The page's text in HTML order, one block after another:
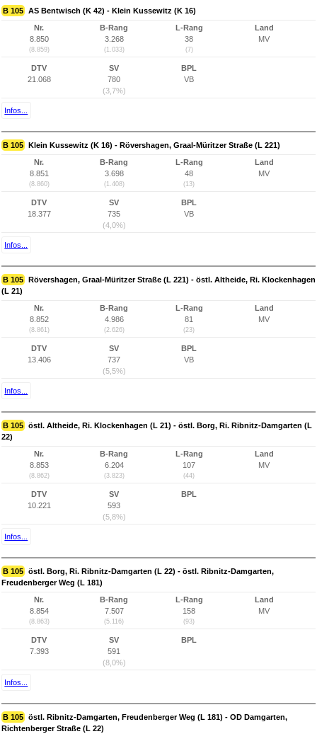
B 105 AS Bentwisch (K 42) - Klein Kussewitz (K 16)
Nr.
8.850
(8.859)
B-Rang
3.268
(1.033)
L-Rang
38
(7)
Land
MV
DTV
21.068
SV
780
(3,7%)
BPL
VB
Infos...
B 105 Klein Kussewitz (K 16) - Rövershagen, Graal-Müritzer Straße (L 221)
Nr.
8.851
(8.860)
B-Rang
3.698
(1.408)
L-Rang
48
(13)
Land
MV
DTV
18.377
SV
735
(4,0%)
BPL
VB
Infos...
B 105 Rövershagen, Graal-Müritzer Straße (L 221) - östl. Altheide, Ri. Klockenhagen
(L 21)
Nr.
8.852
(8.861)
B-Rang
4.986
(2.626)
L-Rang
81
(23)
Land
MV
DTV
13.406
SV
737
(5,5%)
BPL
VB
Infos...
B 105 östl. Altheide, Ri. Klockenhagen (L 21) - östl. Borg, Ri. Ribnitz-Damgarten (L
22)
Nr.
8.853
(8.862)
B-Rang
6.204
(3.823)
L-Rang
107
(44)
Land
MV
DTV
10.221
SV
593
(5,8%)
BPL
Infos...
B 105 östl. Borg, Ri. Ribnitz-Damgarten (L 22) - östl. Ribnitz-Damgarten,
Freudenberger Weg (L 181)
Nr.
8.854
(8.863)
B-Rang
7.507
(5.116)
L-Rang
158
(93)
Land
MV
DTV
7.393
SV
591
(8,0%)
BPL
Infos...
B 105 östl. Ribnitz-Damgarten, Freudenberger Weg (L 181) - OD Damgarten,
Richtenberger Straße (L 22)